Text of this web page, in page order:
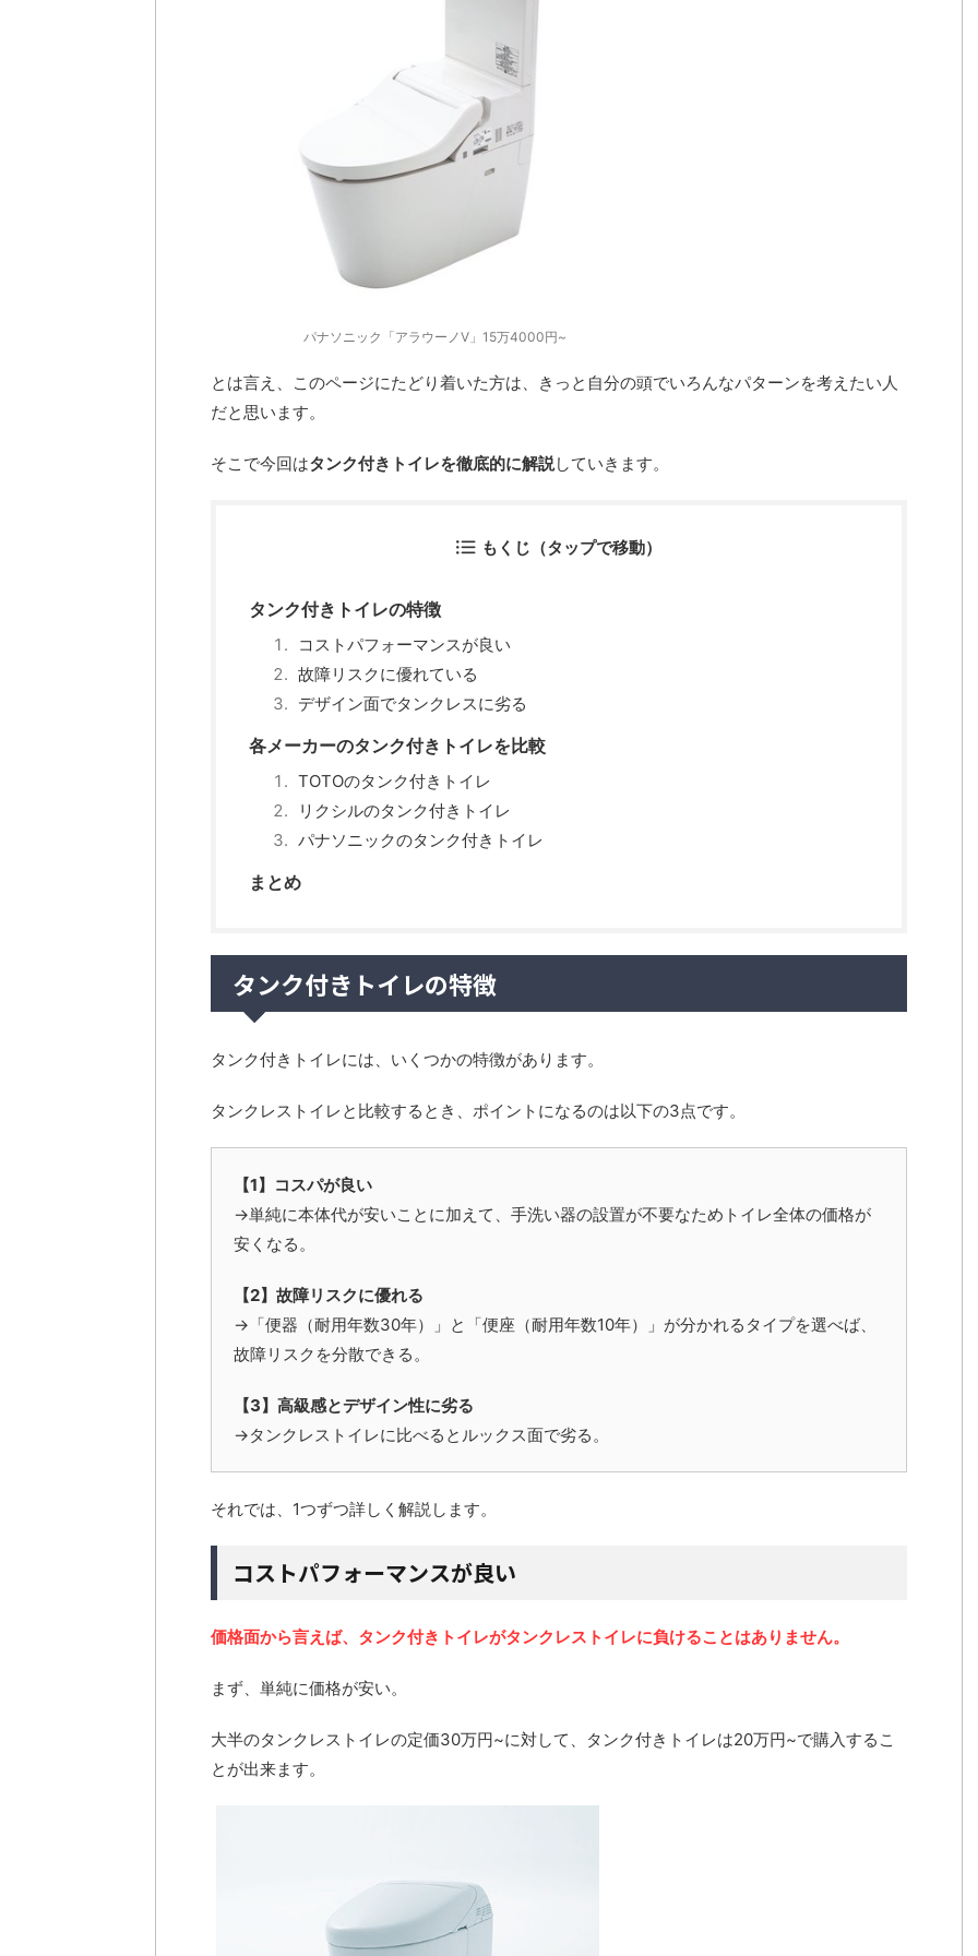
パナソニック「アラウーノV」15万4000円~
とは言え、このページにたどり着いた方は、きっと自分の頭でいろんなパターンを考えたい人
だと思います。
そこで今回はタンク付きトイレを徹底的に解説していきます。
もくじ（タップで移動）
タンク付きトイレの特徴
コストパフォーマンスが良い
故障リスクに優れている
デザイン面でタンクレスに劣る
各メーカーのタンク付きトイレを比較
TOTOのタンク付きトイレ
リクシルのタンク付きトイレ
パナソニックのタンク付きトイレ
まとめ
タンク付きトイレの特徴
タンク付きトイレには、いくつかの特徴があります。
タンクレストイレと比較するとき、ポイントになるのは以下の3点です。
【1】コスパが良い
→単純に本体代が安いことに加えて、手洗い器の設置が不要なためトイレ全体の価格が
安くなる。
【2】故障リスクに優れる
→「便器（耐用年数30年）」と「便座（耐用年数10年）」が分かれるタイプを選べば、
故障リスクを分散できる。
【3】高級感とデザイン性に劣る
→タンクレストイレに比べるとルックス面で劣る。
それでは、1つずつ詳しく解説します。
コストパフォーマンスが良い
価格面から言えば、タンク付きトイレがタンクレストイレに負けることはありません。
まず、単純に価格が安い。
大半のタンクレストイレの定価30万円~に対して、タンク付きトイレは20万円~で購入するこ
とが出来ます。